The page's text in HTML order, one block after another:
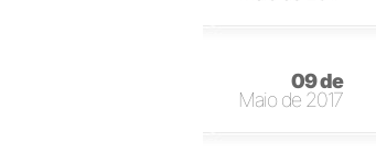
09 de
Maio de 2017